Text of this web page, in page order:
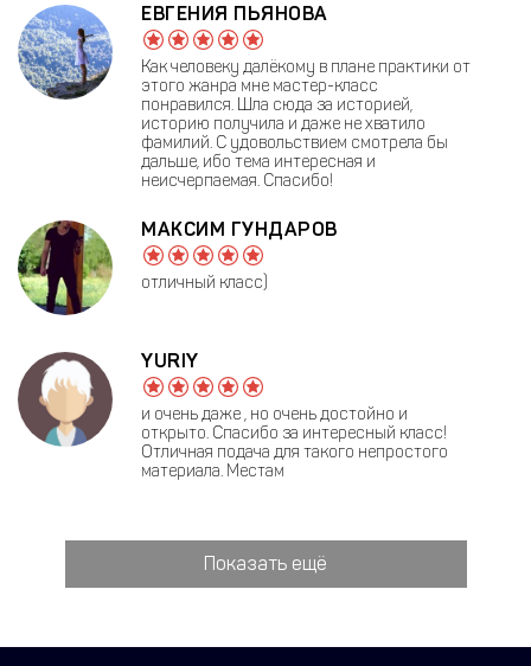
ЕВГЕНИЯ ПЬЯНОВА
Как человеку далёкому в плане практики от
этого жанра мне мастер-класс
понравился. Шла сюда за историей,
историю получила и даже не хватило
фамилий. С удовольствием смотрела бы
дальше, ибо тема интересная и
неисчерпаемая. Спасибо!
МАКСИМ ГУНДАРОВ
отличный класс)
YURIY
и очень даже , но очень достойно и
открыто. Спасибо за интересный класс!
Отличная подача для такого непростого
материала. Местам
Показать ещё